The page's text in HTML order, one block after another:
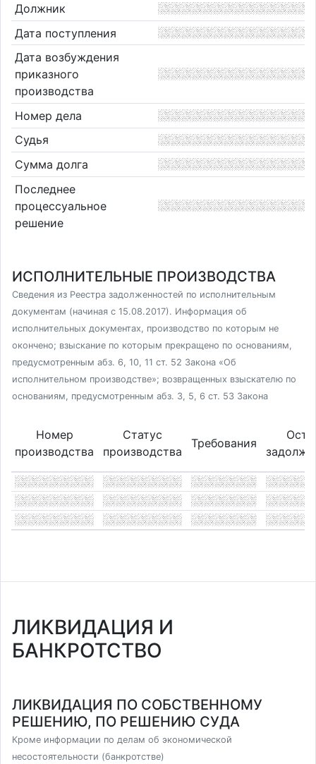
Должник
Дата поступления
Дата возбуждения
приказного
производства
Номер дела
Судья
Сумма долга
Последнее
процессуальное
решение
ИСПОЛНИТЕЛЬНЫЕ ПРОИЗВОДСТВА
Сведения из Реестра задолженностей по исполнительным
документам (начиная с 15.08.2017). Информация об
исполнительных документах, производство по которым не
окончено; взыскание по которым прекращено по основаниям,
предусмотренным абз. 6, 10, 11 ст. 52 Закона «Об
исполнительном производстве»; возвращенных взыскателю по
основаниям, предусмотренным абз. 3, 5, 6 ст. 53 Закона
Номер
производства
Статус
производства
Требования
ЛИКВИДАЦИЯ И
БАНКРОТСТВО
ЛИКВИДАЦИЯ ПО СОБСТВЕННОМУ
РЕШЕНИЮ, ПО РЕШЕНИЮ СУДА
Кроме информации по делам об экономической
несостоятельности (банкротстве)